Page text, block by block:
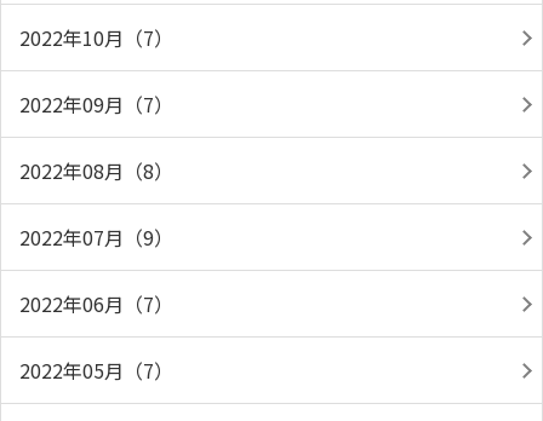
2022年10月（7）
2022年09月（7）
2022年08月（8）
2022年07月（9）
2022年06月（7）
2022年05月（7）